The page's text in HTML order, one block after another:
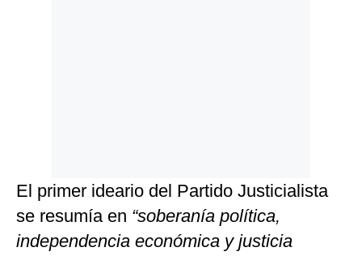
El primer ideario del Partido Justicialista
se resumía en “soberanía política,
independencia económica y justicia